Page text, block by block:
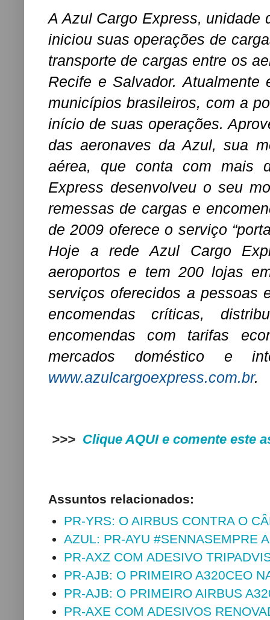
A Azul Cargo Express, unidade
iniciou suas operações de
transporte de cargas entre os
Recife e Salvador.
municípios brasileiros, com a
início de suas operações.
das aeronaves da Azul, sua
aérea, que conta com mais
Express desenvolveu o seu
remessas de cargas e
de 2009 oferece o serviço
Hoje a rede Azul Cargo
aeroportos e tem 200 lojas
serviços oferecidos a pessoas
encomendas críticas,
encomendas com tarifas
mercados doméstico e
www.azulcargoexpress.com.br.
>>> Clique AQUI e comente este
Assuntos relacionados:
PR-YRS: O AIRBUS CONTRA O
AZUL: PR-AYU #SENNASEMPRE
PR-AXZ COM ADESIVO
PR-AJB: O PRIMEIRO A320CEO
PR-AJB: O PRIMEIRO AIRBUS
PR-AXE COM ADESIVOS